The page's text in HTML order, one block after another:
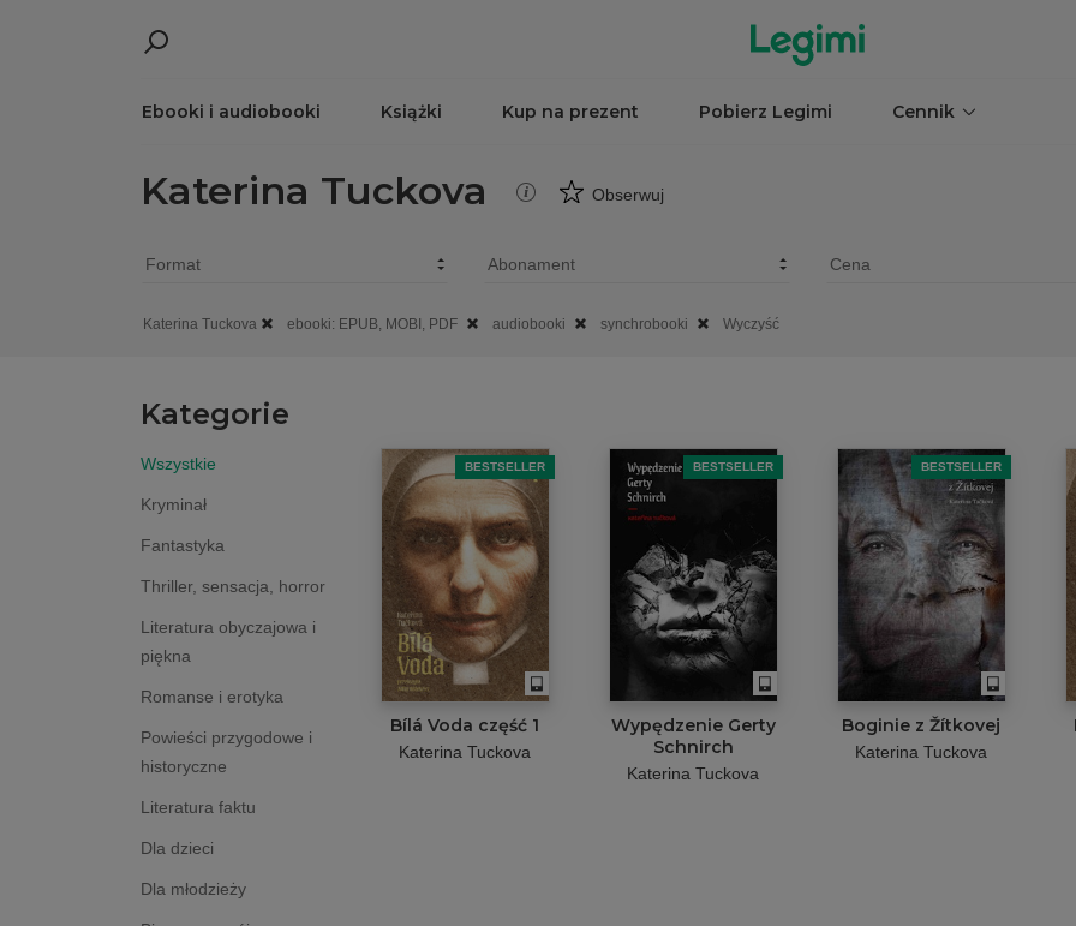
Ebooki i audiobooki Książki Kup na prezent Pobierz Legimi Cennik
Katerina Tuckova Obserwuj
Katerina Tuckova ebooki: EPUB, MOBI, PDF audiobooki synchrobooki Wyczyść
Kategorie
Wszystkie
Kryminał
Fantastyka
Thriller, sensacja, horror
Literatura obyczajowa i
piękna
Romanse i erotyka
Powieści przygodowe i
historyczne
Literatura faktu
Dla dzieci
Dla młodzieży
BESTSELLER
Bílá Voda część 1
Katerina Tuckova
BESTSELLER
Wypędzenie Gerty
Schnirch
Katerina Tuckova
BESTSELLER
Boginie z Žítkovej
Katerina Tuckova